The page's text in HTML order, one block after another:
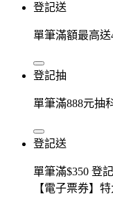
登記送
單筆滿額最高送
登記抽
單筆滿888元抽
登記送
單筆滿$350 登
【電子票券】